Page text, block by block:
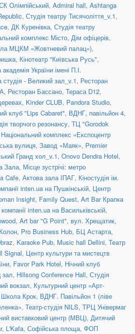
Олімпійський, Admiral hall, Ashtanga
, Студія театру Тисячоліття_v.1,
, ДК Куренівка, Студія театру
комплекс Місто, Дім офіцерів,
МЦКМ «Жовтневий палац»),
, Кінотеатр "Київська Русь",
України імені П.І.
- Великий зал_v.1, Ресторан
, Ресторан Бассано, Тераса D12,
, Kinder CLUB, Pandora Studio,
клуб "Lips Cabaret", ВДНГ, павільйон 4,
творчого резонансу, ТЦ "Gorodok
комплекс «Експоцентр
вулиця, Завод «Маяк», Premier
Гранд хол_v.1, Onovo Dendra Hotel,
Зала, Місце зустрічі: метро
Cafe, Актова зала ІПАГ, Кіностудія ім.
inten.ua на Пушкінській, Центр
Insight, Family Quest, Art Bar Крапка
inten.ua на Васильківській,
, Art bar "G Point", вул. Хрещатик,
, Pro Business Hub, БЦ Астарта,
, Karaoke Pub, Music hall Dellini, Театр
Signal, Центр культури та мистецтв
, Favor Park Hotel, Нічний клуб
, Hillsong Conference Hall, Студія
вокзал, Культурний центр «Арт-
Школа Крок, ВДНГ. Павільйон 1 (ліве
, Театр-студія NILS, ТРЦ Універмаг
виставковий центр (МВЦ), Дитячий
, L'Kafa, Софійська площа, ФОП